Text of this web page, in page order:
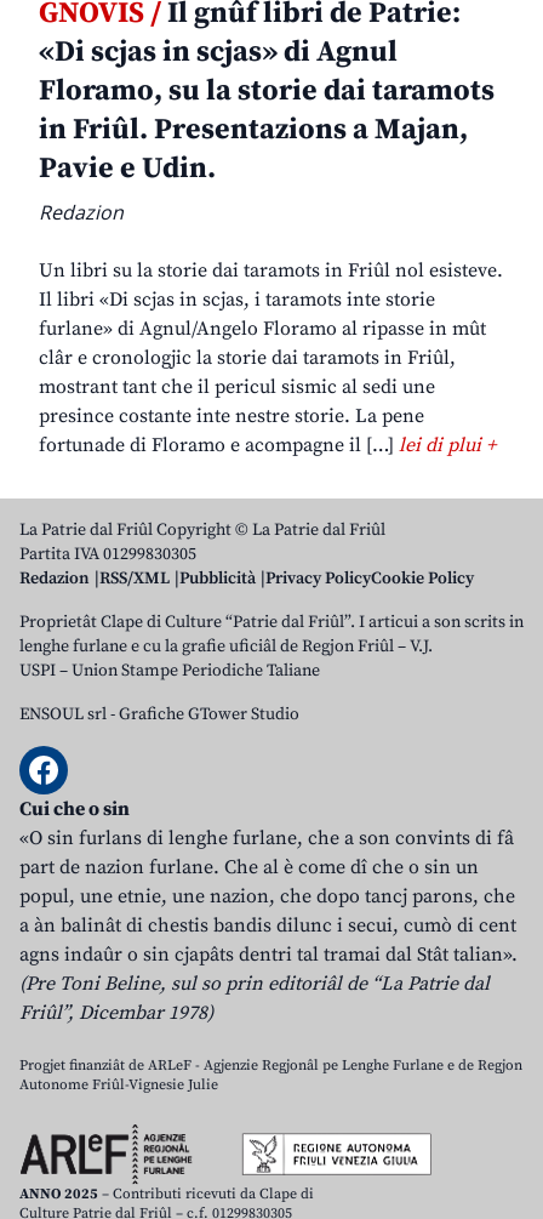
GNOVIS /Il gnûf libri de Patrie:
«Di scjas in scjas» di Agnul
Floramo, su la storie dai taramots
in Friûl. Presentazions a Majan,
Pavie e Udin.
Redazion
Un libri su la storie dai taramots in Friûl nol esisteve.
Il libri «Di scjas in scjas, i taramots inte storie
furlane» di Agnul/Angelo Floramo al ripasse in mût
clâr e cronologjic la storie dai taramots in Friûl,
mostrant tant che il pericul sismic al sedi une
presince costante inte nestre storie. La pene
fortunade di Floramo e acompagne il […] lei di plui +
La Patrie dal Friûl Copyright © La Patrie dal Friûl
Partita IVA 01299830305
Redazion RSS/XML Pubblicità Privacy PolicyCookie Policy
Proprietât Clape di Culture “Patrie dal Friûl”. I articui a son scrits in
lenghe furlane e cu la grafie uficiâl de Regjon Friûl – V.J.
USPI – Union Stampe Periodiche Taliane
ENSOUL srl-Grafiche GTower Studio
Cui che o sin
«O sin furlans di lenghe furlane, che a son convints di fâ
part de nazion furlane. Che al è come dî che o sin un
popul, une etnie, une nazion, che dopo tancj parons, che
a àn balinât di chestis bandis dilunc i secui, cumò di cent
agns indaûr o sin cjapâts dentri tal tramai dal Stât talian».
(Pre Toni Beline, sul so prin editoriâl de “La Patrie dal
Friûl”, Dicembar 1978)
Progjet finanziât de ARLeF - Agjenzie Regjonâl pe Lenghe Furlane e de Regjon
Autonome Friûl-Vignesie Julie
ANNO 2025 – Contributi ricevuti da Clape di
Culture Patrie dal Friûl – c.f. 01299830305